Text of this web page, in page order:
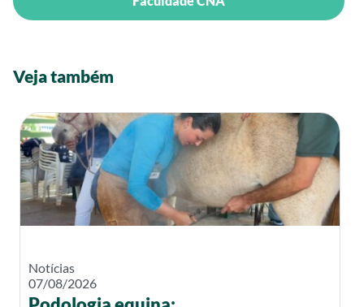
Veja também
Notícias
07/08/2026